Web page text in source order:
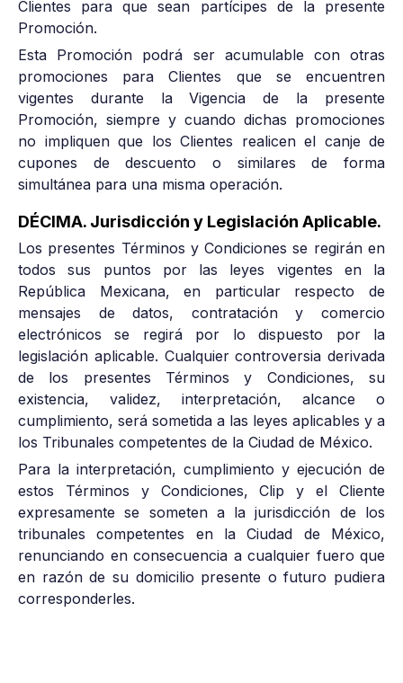
Clientes para que sean partícipes de la presente
Promoción.
Esta Promoción podrá ser acumulable con otras
promociones para Clientes que se encuentren
vigentes durante la Vigencia de la presente
Promoción, siempre y cuando dichas promociones
no impliquen que los Clientes realicen el canje de
cupones de descuento o similares de forma
simultánea para una misma operación.
DÉCIMA. Jurisdicción y Legislación Aplicable.
Los presentes Términos y Condiciones se regirán en
todos sus puntos por las leyes vigentes en la
República Mexicana, en particular respecto de
mensajes de datos, contratación y comercio
electrónicos se regirá por lo dispuesto por la
legislación aplicable. Cualquier controversia derivada
de los presentes Términos y Condiciones, su
existencia, validez, interpretación, alcance o
cumplimiento, será sometida a las leyes aplicables y a
los Tribunales competentes de la Ciudad de México.
Para la interpretación, cumplimiento y ejecución de
estos Términos y Condiciones, Clip y el Cliente
expresamente se someten a la jurisdicción de los
tribunales competentes en la Ciudad de México,
renunciando en consecuencia a cualquier fuero que
en razón de su domicilio presente o futuro pudiera
corresponderles.